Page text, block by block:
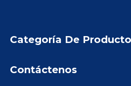
Categoría De Producto
Contáctenos